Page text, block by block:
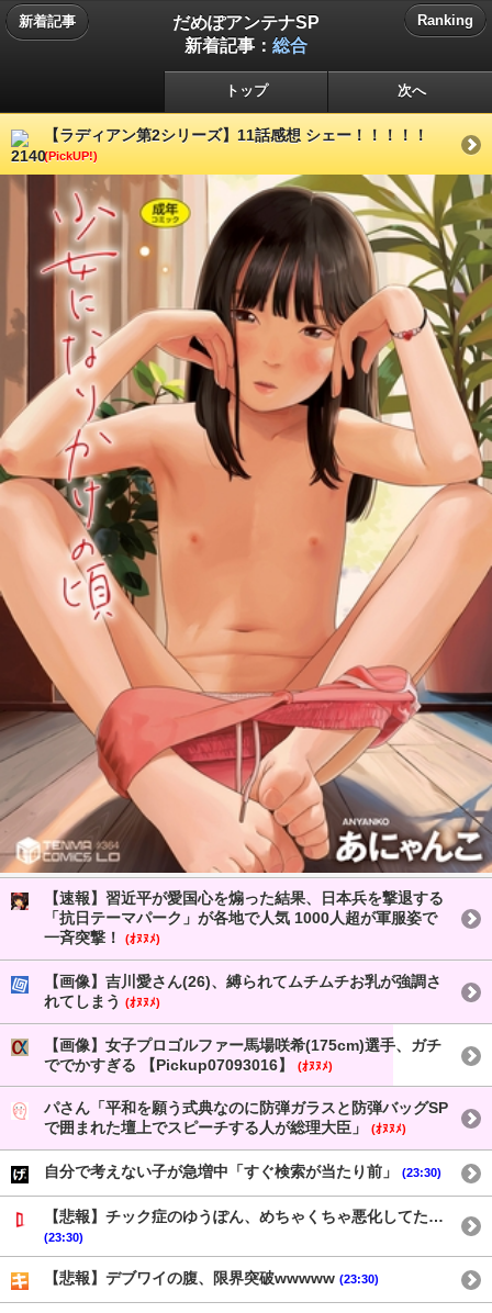
新着記事
だめぽアンテナSP
新着記事： 総合
Ranking
トップ 次へ
【ラディアン第2シリーズ】11話感想 シェー！！！！！
(PickUP!)
【速報】習近平が愛国心を煽った結果、日本兵を撃退する
「抗日テーマパーク」が各地で人気 1000人超が軍服姿で
一斉突撃！
(ｵﾇﾇﾒ)
【画像】吉川愛さん(26)、縛られてムチムチお乳が強調さ
れてしまう (ｵﾇﾇﾒ)
【画像】女子プロゴルファー馬場咲希(175cm)選手、ガチ
ででかすぎる 【Pickup07093016】
(ｵﾇﾇﾒ)
パさん「平和を願う式典なのに防弾ガラスと防弾バッグSP
で囲まれた壇上でスピーチする人が総理大臣」
(ｵﾇﾇﾒ)
自分で考えない子が急増中「すぐ検索が当たり前」 (23:30)
【悲報】チック症のゆうぽん、めちゃくちゃ悪化してた…
(23:30)
【悲報】デブワイの腹、限界突破wwwww (23:30)